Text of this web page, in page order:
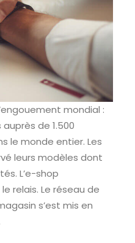
mondial :
de 1.500
le monde entier. Les
leurs modèles dont
L’e-shop
relais. Le réseau de
s’est mis en